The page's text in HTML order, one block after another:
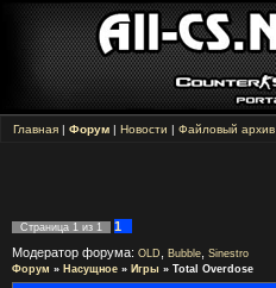
Главная | Форум | Новости | Файловый архив
Страница 1 из 1
1
Модератор форума: OLD Bubble Sinestro
Форум » Насущное » Игры » Total Overdose